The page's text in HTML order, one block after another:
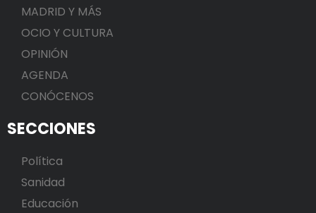
MADRID Y MÁS
OCIO Y CULTURA
OPINIÓN
AGENDA
CONÓCENOS
SECCIONES
Política
Sanidad
Educación